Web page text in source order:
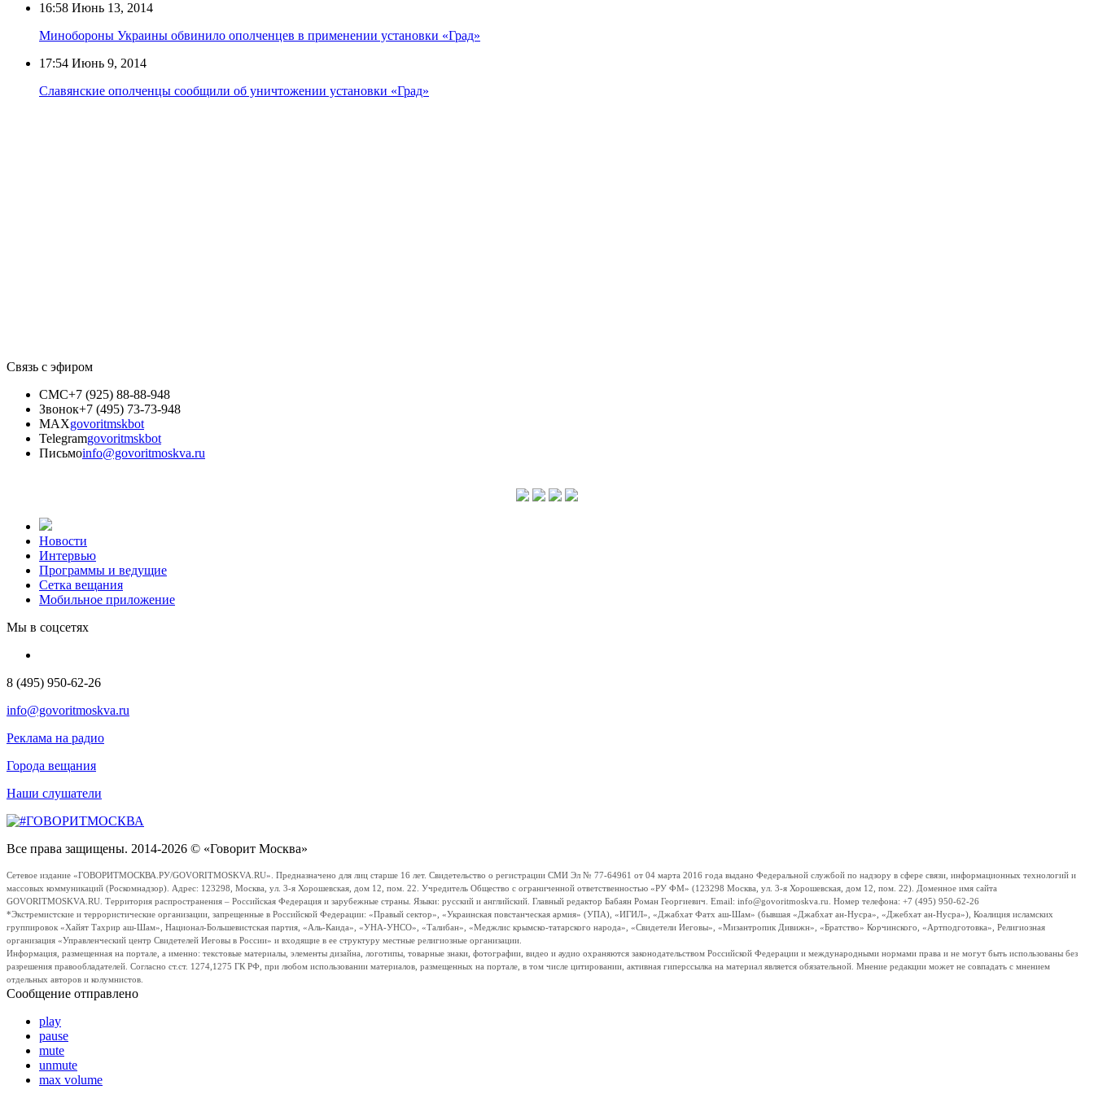
16:58 Июнь 13, 2014
Минобороны Украины обвинило ополченцев в применении установки «Град»
17:54 Июнь 9, 2014
Славянские ополченцы сообщили об уничтожении установки «Град»
Связь с эфиром
СМС+7 (925) 88-88-948
Звонок+7 (495) 73-73-948
MAXgovoritmskbot
Telegramgovoritmskbot
Письмоinfo@govoritmoskva.ru
Новости
Интервью
Программы и ведущие
Сетка вещания
Мобильное приложение
Мы в соцсетях
8 (495) 950-62-26
info@govoritmoskva.ru
Реклама на радио
Города вещания
Наши слушатели
Все права защищены. 2014-2026 © «Говорит Москва»
Сетевое издание «ГОВОРИТМОСКВА.РУ/GOVORITMOSKVA.RU». Предназначено для лиц старше 16 лет. Свидетельство о регистрации СМИ Эл № 77-64961 от 04 марта 2016 года выдано Федеральной службой по надзору в сфере связи, информационных технологий и
массовых коммуникаций (Роскомнадзор). Адрес: 123298, Москва, ул. 3-я Хорошевская, дом 12, пом. 22. Учредитель Общество с ограниченной ответственностью «РУ ФМ» (123298 Москва, ул. 3-я Хорошевская, дом 12, пом. 22). Доменное имя сайта
GOVORITMOSKVA.RU. Территория распространения – Российская Федерация и зарубежные страны. Языки: русский и английский. Главный редактор Бабаян Роман Георгиевич. Email: info@govoritmoskva.ru. Номер телефона: +7 (495) 950-62-26
*Экстремистские и террористические организации, запрещенные в Российской Федерации: «Правый сектор», «Украинская повстанческая армия» (УПА), «ИГИЛ», «Джабхат Фатх аш-Шам» (бывшая «Джабхат ан-Нусра», «Джебхат ан-Нусра»), Коалиция исламских
группировок «Хайят Тахрир аш-Шам», Национал-Большевистская партия, «Аль-Каида», «УНА-УНСО», «Талибан», «Меджлис крымско-татарского народа», «Свидетели Иеговы», «Мизантропик Дивижн», «Братство» Корчинского, «Артподготовка», Религиозная
организация «Управленческий центр Свидетелей Иеговы в России» и входящие в ее структуру местные религиозные организации.
Информация, размещенная на портале, а именно: текстовые материалы, элементы дизайна, логотипы, товарные знаки, фотографии, видео и аудио охраняются законодательством Российской Федерации и международными нормами права и не могут быть использованы без
разрешения правообладателей. Согласно ст.ст. 1274,1275 ГК РФ, при любом использовании материалов, размещенных на портале, в том числе цитировании, активная гиперссылка на материал является обязательной. Мнение редакции может не совпадать с мнением
отдельных авторов и колумнистов.
Сообщение отправлено
play
pause
mute
unmute
max volume